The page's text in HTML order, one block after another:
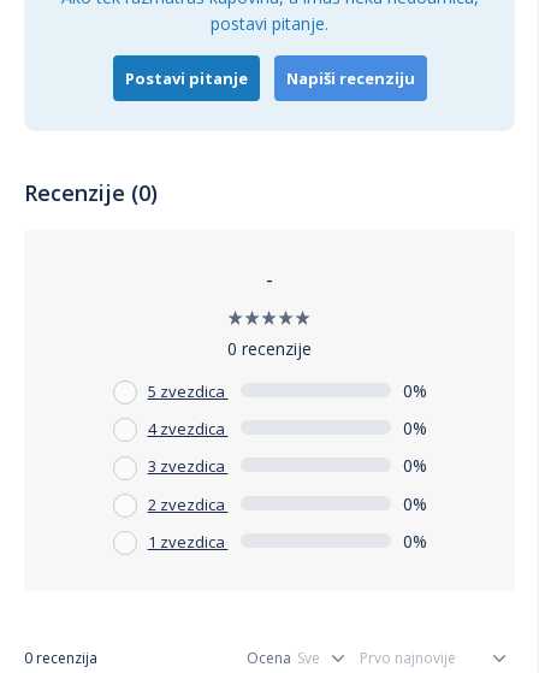
postavi pitanje.
Postavi pitanje Napiši recenziju
Recenzije (0)
-
0 recenzije
5 zvezdica 0%
4 zvezdica 0%
3 zvezdica 0%
2 zvezdica 0%
1 zvezdica 0%
0 recenzija Ocena